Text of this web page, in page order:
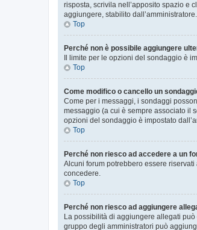
risposta, scrivila nell’apposito spazio e
aggiungere, stabilito dall’amministratore.
Top
Perché non è possibile aggiungere
Il limite per le opzioni del sondaggio è
Top
Come modifico o cancello un
Come per i messaggi, i sondaggi
messaggio (a cui è sempre associato il
opzioni del sondaggio è impostato
Top
Perché non riesco ad accedere a un
Alcuni forum potrebbero essere
concedere.
Top
Perché non riesco ad aggiungere
La possibilità di aggiungere allegati
gruppo degli amministratori può